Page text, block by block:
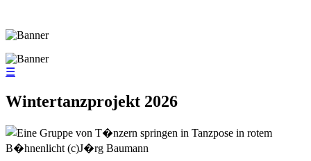
☰
Wintertanzprojekt 2026